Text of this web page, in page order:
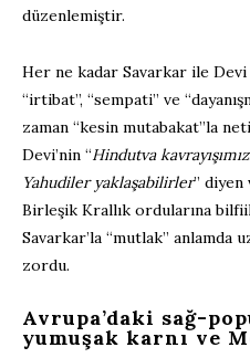
düzenlemiştir.
Her ne kadar Savarkar ile
“irtibat”, “sempati” ve
zaman “kesin mutabakat”la
Devi’nin “Hindutva
Yahudiler yaklaşabilirler”
Birleşik Krallık ordularına
Savarkar’la “mutlak” anlamda
zordu.
Avrupa’daki sağ-
yumuşak karnı ve